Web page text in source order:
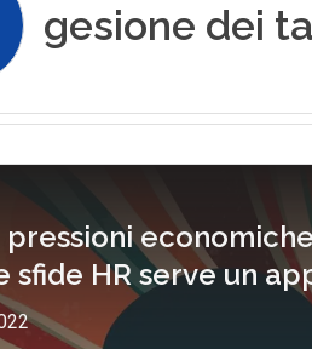
gesione dei
pressioni
sfide HR serve un